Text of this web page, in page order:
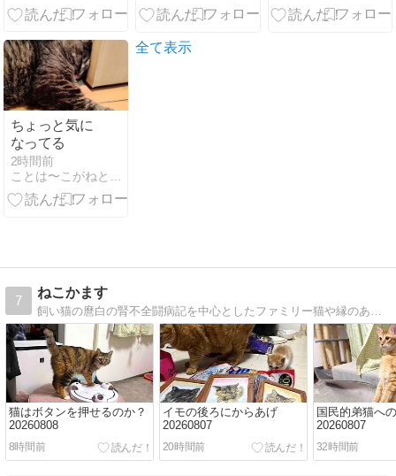
ちょっと気に
なってる
2時間前
ことは〜こがねとはがねの記録
全て表示
7
ねこかます
飼い猫の麿白の腎不全闘病記を中心としたファミリー猫や縁のあった猫たちの記録
猫はボタンを押せるのか？
20260808
8時間前
イモの後ろにからあげ
20260807
20時間前
国民的弟猫へ
20260807
32時間前